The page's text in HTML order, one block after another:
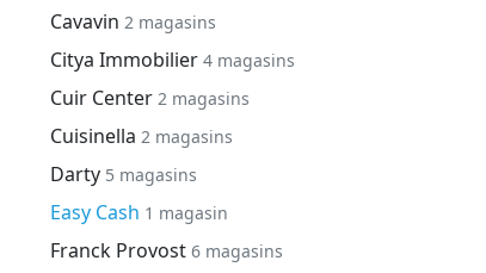
Cavavin 2 magasins
Citya Immobilier 4 magasins
Cuir Center 2 magasins
Cuisinella 2 magasins
Darty 5 magasins
Easy Cash 1 magasin
Franck Provost 6 magasins